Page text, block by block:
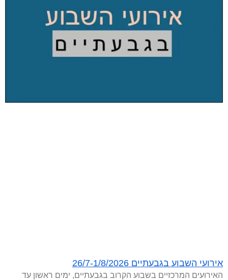
אירועי השבוע בגבעתיים 26/7-1/8/2026
האירועים המרכזיים בשבוע הקרוב בגבעתיים, ימים ראשון עד